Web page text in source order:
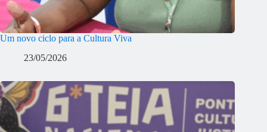
Um novo ciclo para a Cultura Viva
23/05/2026